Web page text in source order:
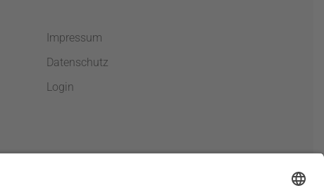
Impressum
Datenschutz
Login